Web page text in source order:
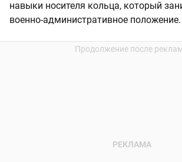
навыки носителя кольца, который
военно-административное положение.